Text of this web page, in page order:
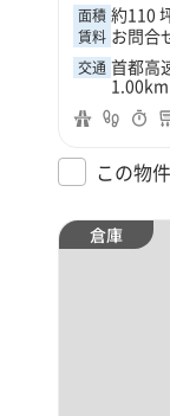
面積 約110
賃料 お問合
交通 首都高
1.00km
この物
倉庫